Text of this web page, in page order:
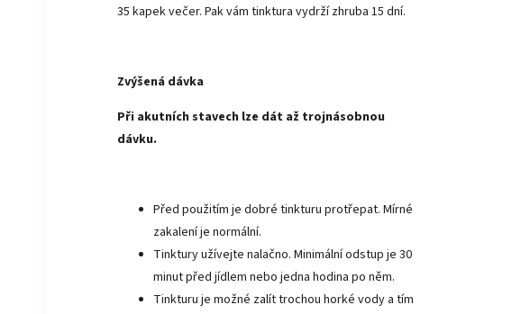
35 kapek večer. Pak vám tinktura vydrží zhruba 15 dní.
Zvýšená dávka
Při akutních stavech lze dát až trojnásobnou
dávku.
Před použitím je dobré tinkturu protřepat. Mírné
zakalení je normální.
Tinktury užívejte nalačno. Minimální odstup je 30
minut před jídlem nebo jedna hodina po něm.
Tinkturu je možné zalít trochou horké vody a tím